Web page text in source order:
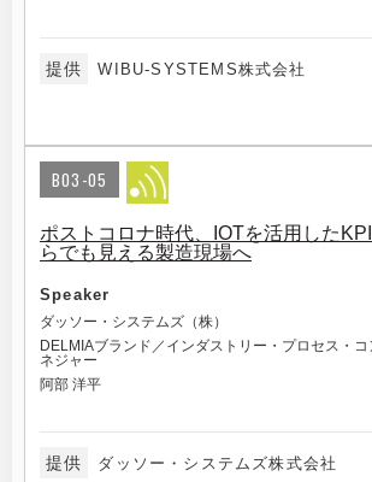
提供 WIBU-SYSTEMS株式会社
B03-05
ポストコロナ時代、IOTを活用した
らでも見える製造現場へ
Speaker
ダッソー・システムズ（株）
DELMIAブランド／インダストリー・プロセス・
ネジャー
阿部 洋平
提供 ダッソー・システムズ株式会社